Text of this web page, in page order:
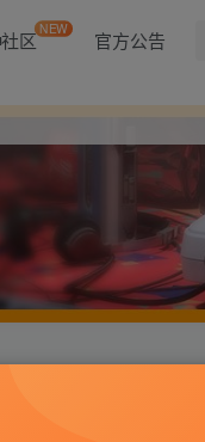
社区NEW 官方公告